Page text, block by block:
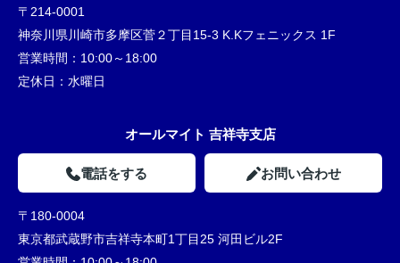
〒214-0001
神奈川県川崎市多摩区菅２丁目15-3 K.Kフェニックス 1F
営業時間： 10:00～18:00
定休日： 水曜日
オールマイト 吉祥寺支店
電話をする お問い合わせ
〒180-0004
東京都武蔵野市吉祥寺本町1丁目25 河田ビル2F